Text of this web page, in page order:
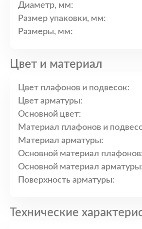
Диаметр, мм:
Размер упаковки, мм:
Размеры, мм:
Цвет и материал
Цвет плафонов и подвесок:
Цвет арматуры:
Основной цвет:
Материал плафонов и
Материал арматуры:
Основной материал
Основной материал
Поверхность арматуры:
Технические